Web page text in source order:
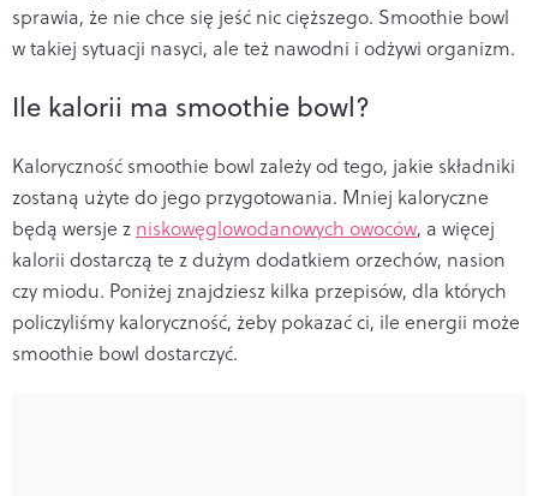
sprawia, że nie chce się jeść nic cięższego. Smoothie bowl
w takiej sytuacji nasyci, ale też nawodni i odżywi organizm.
Ile kalorii ma smoothie bowl?
Kaloryczność smoothie bowl zależy od tego, jakie składniki
zostaną użyte do jego przygotowania. Mniej kaloryczne
będą wersje z niskowęglowodanowych owoców, a więcej
kalorii dostarczą te z dużym dodatkiem orzechów, nasion
czy miodu. Poniżej znajdziesz kilka przepisów, dla których
policzyliśmy kaloryczność, żeby pokazać ci, ile energii może
smoothie bowl dostarczyć.